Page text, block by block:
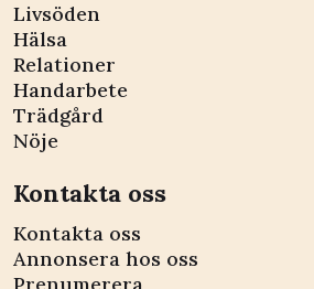
Livsöden
Hälsa
Relationer
Handarbete
Trädgård
Nöje
Kontakta oss
Kontakta oss
Annonsera hos oss